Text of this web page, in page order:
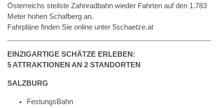
Österreichs steilste Zahnradbahn wieder Fahrten auf den 1.783
Meter hohen Schafberg an.
Fahrpläne finden Sie online unter 5schaetze.at
EINZIGARTIGE SCHÄTZE ERLEBEN:
5 ATTRAKTIONEN AN 2 STANDORTEN
SALZBURG
FestungsBahn